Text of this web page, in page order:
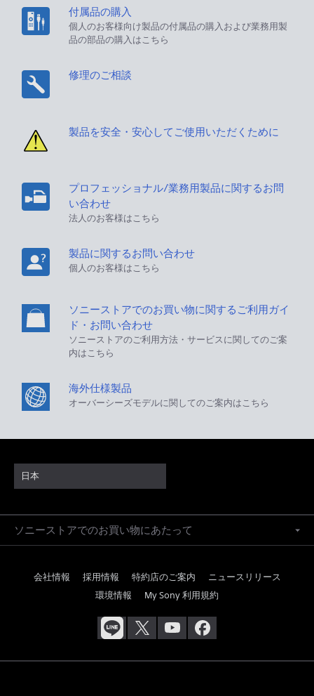
付属品の購入
個人のお客様向け製品の付属品の購入および業務用製
品の部品の購入はこちら
修理のご相談
製品を安全・安心してご使用いただくために
プロフェッショナル/業務用製品に関するお問
い合わせ
法人のお客様はこちら
製品に関するお問い合わせ
個人のお客様はこちら
ソニーストアでのお買い物に関するご利用ガイ
ド・お問い合わせ
ソニーストアのご利用方法・サービスに関してのご案
内はこちら
海外仕様製品
オーバーシーズモデルに関してのご案内はこちら
日本
ソニーストアでのお買い物にあたって
会社情報 採用情報 特約店のご案内
ニュースリリース
環境情報
My Sony 利用規約